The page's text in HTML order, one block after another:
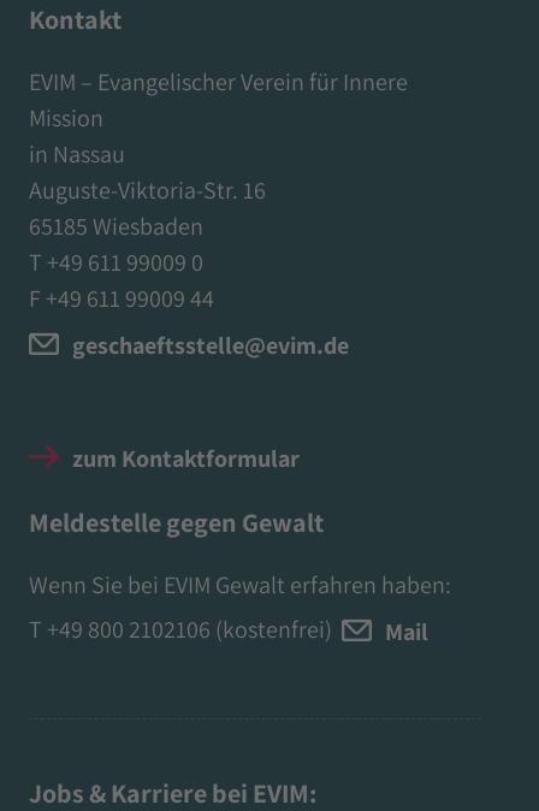
Kontakt
EVIM – Evangelischer Verein für Innere
Mission
in Nassau
Auguste-Viktoria-Str. 16
65185 Wiesbaden
T +49 611 99009 0
F +49 611 99009 44
geschaeftsstelle@evim.de
zum Kontaktformular
Meldestelle gegen Gewalt
Wenn Sie bei EVIM Gewalt erfahren haben:
T +49 800 2102106 (kostenfrei) Mail
Jobs & Karriere bei EVIM: